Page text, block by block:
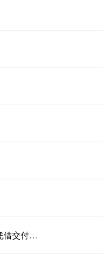
工业机器人持续火爆！新能源产业成重要应用领域 国内企业订单理想凭借交付优势享红利